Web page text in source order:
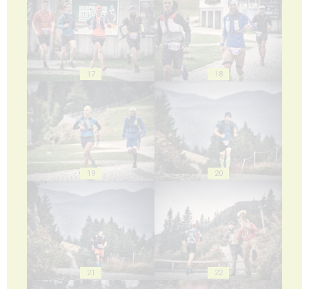
17 18
19 20
21 22